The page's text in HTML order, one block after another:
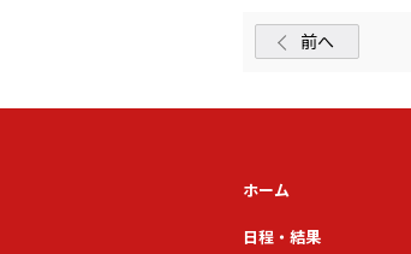
前へ
ホーム
日程・結果